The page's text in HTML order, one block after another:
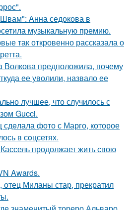
Анна седокова в
музыкальную премию.
так откровенно рассказала о
Волкова предположила, почему
ее уволили, назвало ее
лучшее, что случилось с
Gucci.
сдeлала фото с Марго, которое
в сoцсетях.
продолжает жить свою
Awards.
отец Миланы стар, прекратил